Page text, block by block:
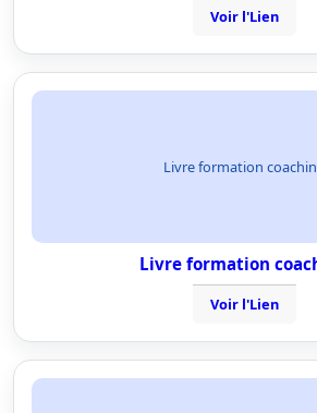
Voir l'Lien
Livre formation
Livre formation
Voir l'Lien